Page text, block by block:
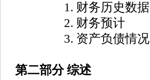
1. 财务历史数据
2. 财务预计
3. 资产负债情况
第二部分 综述